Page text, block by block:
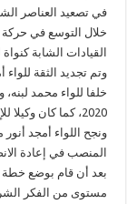
في تصعيد العناصر
خلال التوسع في حركة
القيادات الشابة
وتم تجديد الثقة للواء
خلفا للواء محمد
2020، كما كان وكيلا للإدارة العامة لمرور الجيزة في يوليو 2021.
ونجح اللواء أمجد أنور
المنصب في إعادة
بعد أن قام بوضع خطة
مستوى من الفكر